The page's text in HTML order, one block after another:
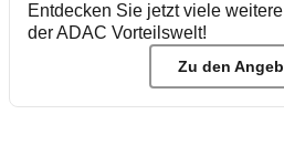
Entdecken Sie jetzt viele
der ADAC Vorteilswelt!
Zu den